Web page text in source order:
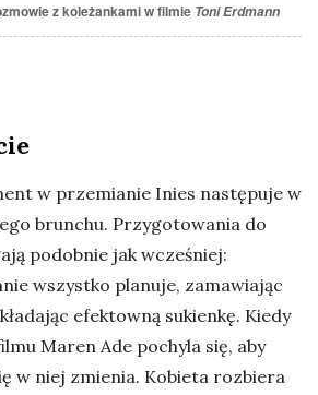
z koleżankami w filmie Toni Erdmann
w przemianie Inies następuje w
brunchu. Przygotowania do
podobnie jak wcześniej:
wszystko planuje, zamawiając
efektowną sukienkę. Kiedy
Maren Ade pochyla się, aby
w niej zmienia. Kobieta rozbiera